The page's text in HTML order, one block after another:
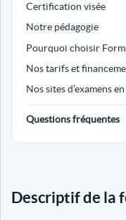
Certification visée
Notre pédagogie
Pourquoi choisir
Nos tarifs et
Nos sites d’examens
Questions fréquentes
Descriptif de la